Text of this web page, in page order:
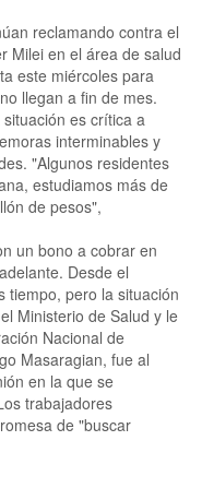
reclamando contra el
Milei en el área de salud
este miércoles para
llegan a fin de mes.
es crítica a
interminables y
"Algunos residentes
estudiamos más de
de pesos",
un bono a cobrar en
Desde el
tiempo, pero la situación
Ministerio de Salud y le
Nacional de
Masaragian, fue al
en la que se
trabajadores
de "buscar